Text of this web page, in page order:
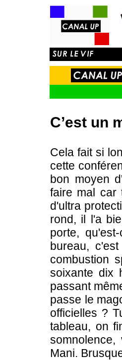
C’est un
Cela fait si
cette
bon moyen
faire mal car
d'ultra
rond, il l'a
porte,
bureau,
combustion
soixante dix
passant
passe le
officielles ?
tableau, on
Mani.